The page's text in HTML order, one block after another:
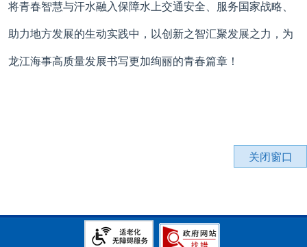
将青春智慧与汗水融入保障水上交通安全、 服务国家战略、
助力地方发展的生动实践中，以创新之智汇聚发展之力，为
龙江海事高质量发展书写更加绚丽的青春篇章！
关闭窗口